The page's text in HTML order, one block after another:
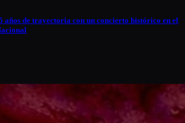
años de trayectoria con un concierto histórico en el